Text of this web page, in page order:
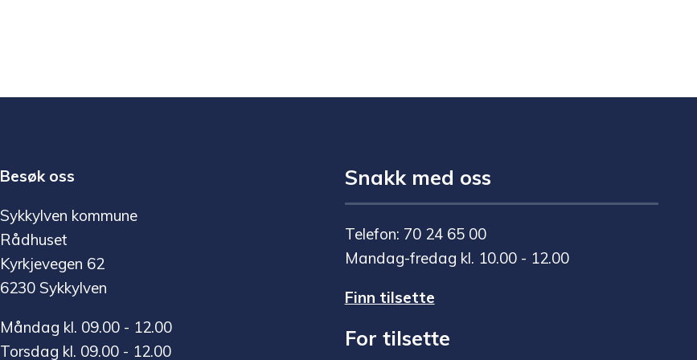
Besøk oss
Sykkylven kommune
Rådhuset
Kyrkjevegen 62
6230 Sykkylven
Måndag kl. 09.00 - 12.00
Torsdag kl. 09.00 - 12.00
Snakk med oss
Telefon: 70 24 65 00
Mandag-fredag kl. 10.00 - 12.00
Finn tilsette
For tilsette